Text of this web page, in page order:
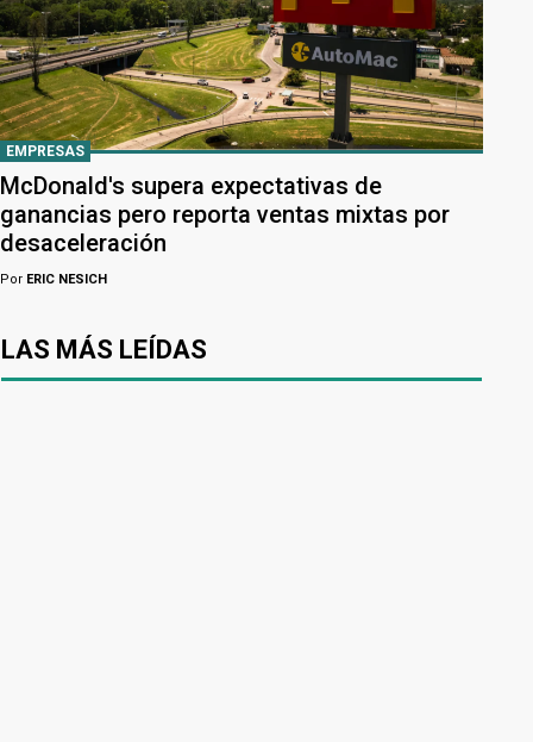
EMPRESAS
McDonald's supera expectativas de
ganancias pero reporta ventas mixtas por
desaceleración
Por ERIC NESICH
LAS MÁS LEÍDAS